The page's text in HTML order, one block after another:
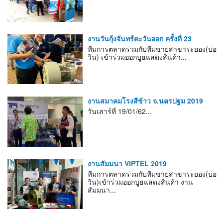
งานวันกุ้งจันทร์ตะวันออก ครั้งที่ 23
ทีมการตลาดร่วมกับทีมขายสาขาระยอง(บ่อ
วิน) เข้าร่วมออกบูธแสดงสินค้า...
งานสมาคมโรงสีข้าว จ.นครปฐม 2019
วันเสาร์ที่ 19/01/62...
งานสัมมนา VIPTEL 2019
ทีมการตลาดร่วมกับทีมขายสาขาระยอง(บ่อ
วิน)เข้าร่วมออกบูธแสดงสินค้า งาน
สัมมนา...